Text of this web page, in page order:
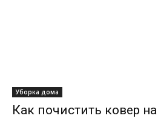
Уборка дома
Как почистить ковер на